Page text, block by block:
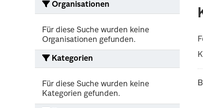
Organisationen
Für diese Suche wurden keine
Organisationen gefunden.
Kategorien
Für diese Suche wurden keine
Kategorien gefunden.